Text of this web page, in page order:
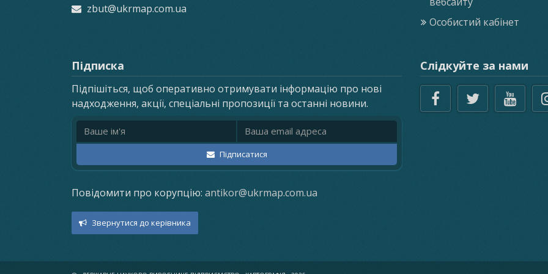
zbut@ukrmap.com.ua
Особистий кабінет
Підписка
Підпішіться, щоб оперативно отримувати інформацію про нові
надходження, акції, спеціальні пропозиції та останні новини.
Ім'я Email адреса
Підписатися
Слідкуйте за нами
Повідомити про корупцію: antikor@ukrmap.com.ua
Звернутися до керівника